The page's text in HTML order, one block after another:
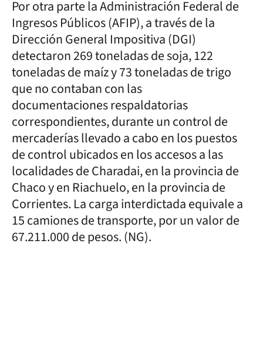
Por otra parte la Administración Federal de
Ingresos Públicos (AFIP), a través de la
Dirección General Impositiva (DGI)
detectaron 269 toneladas de soja, 122
toneladas de maíz y 73 toneladas de trigo
que no contaban con las
documentaciones respaldatorias
correspondientes, durante un control de
mercaderías llevado a cabo en los puestos
de control ubicados en los accesos a las
localidades de Charadai, en la provincia de
Chaco y en Riachuelo, en la provincia de
Corrientes. La carga interdictada equivale a
15 camiones de transporte, por un valor de
67.211.000 de pesos. (NG).